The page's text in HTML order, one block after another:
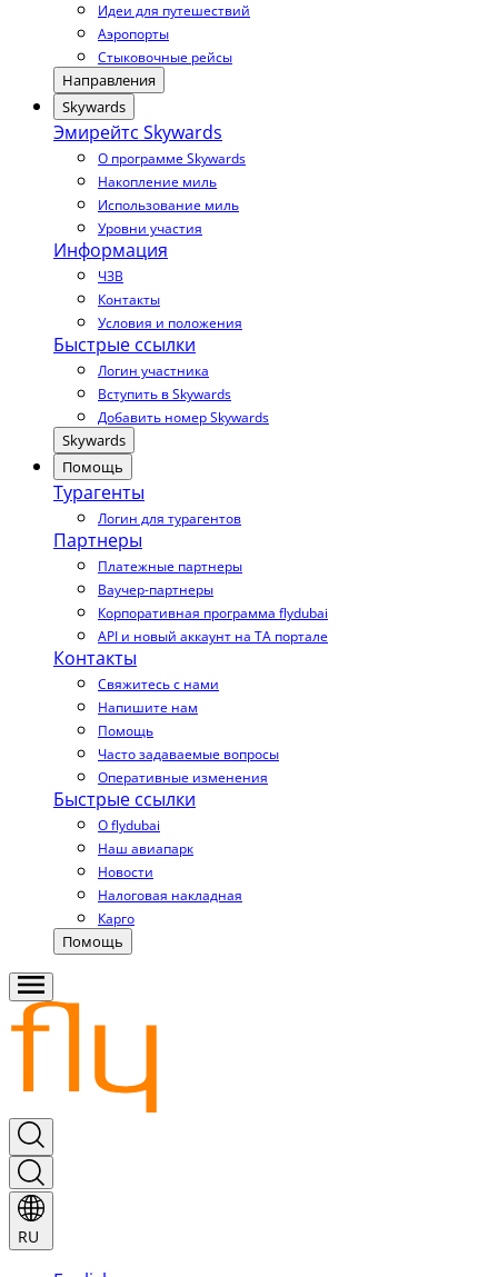
Идеи для путешествий
Аэропорты
Стыковочные рейсы
Направления
Skywards
Эмирейтс Skywards
О программе Skywards
Накопление миль
Использование миль
Уровни участия
Информация
ЧЗВ
Контакты
Условия и положения
Быстрые ссылки
Логин участника
Вступить в Skywards
Добавить номер Skywards
Skywards
Помощь
Турагенты
Логин для турагентов
Партнеры
Платежные партнеры
Ваучер-партнеры
Корпоративная программа flydubai
API и новый аккаунт на TA портале
Контакты
Свяжитесь с нами
Напишите нам
Помощь
Часто задаваемые вопросы
Оперативные изменения
Быстрые ссылки
О flydubai
Наш авиапарк
Новости
Налоговая накладная
Карго
Помощь
RU